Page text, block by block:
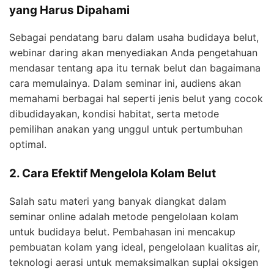
yang Harus Dipahami
Sebagai pendatang baru dalam usaha budidaya belut,
webinar daring akan menyediakan Anda pengetahuan
mendasar tentang apa itu ternak belut dan bagaimana
cara memulainya. Dalam seminar ini, audiens akan
memahami berbagai hal seperti jenis belut yang cocok
dibudidayakan, kondisi habitat, serta metode
pemilihan anakan yang unggul untuk pertumbuhan
optimal.
2. Cara Efektif Mengelola Kolam Belut
Salah satu materi yang banyak diangkat dalam
seminar online adalah metode pengelolaan kolam
untuk budidaya belut. Pembahasan ini mencakup
pembuatan kolam yang ideal, pengelolaan kualitas air,
teknologi aerasi untuk memaksimalkan suplai oksigen